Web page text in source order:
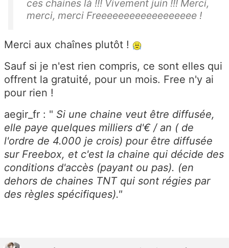
ces chaines là !!! Vivement juin !!! Merci,
merci, merci Freeeeeeeeeeeeeeeeee !
Merci aux chaînes plutôt !
Sauf si je n'est rien compris, ce sont elles qui
offrent la gratuité, pour un mois. Free n'y ai
pour rien !
aegir_fr : " Si une chaine veut être diffusée,
elle paye quelques milliers d'€ / an ( de
l'ordre de 4.000 je crois) pour être diffusée
sur Freebox, et c'est la chaine qui décide des
conditions d'accès (payant ou pas). (en
dehors de chaines TNT qui sont régies par
des règles spécifiques)."